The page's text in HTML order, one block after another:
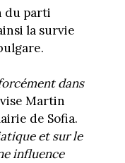
du parti
la survie
dans
Martin
de Sofia.
et sur le
influence